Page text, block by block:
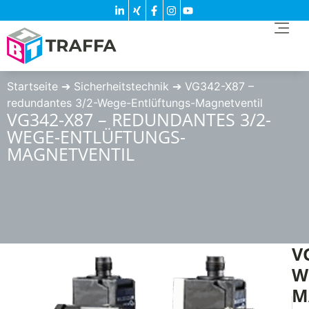
Startseite ➔ Sicherheitstechnik ➔ VG342-X87 –
redundantes 3/2-Wege-Entlüftungs-Magnetventil
VG342-X87 – REDUNDANTES 3/2-
WEGE-ENTLÜFTUNGS-
MAGNETVENTIL